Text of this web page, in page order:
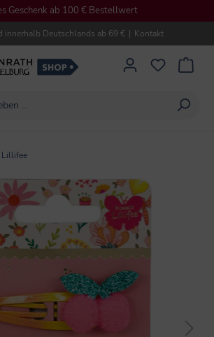
Geschenk ab 100 € Bestellwert
innerhalb Deutschlands ab 69 € | Kontakt
Lillifee